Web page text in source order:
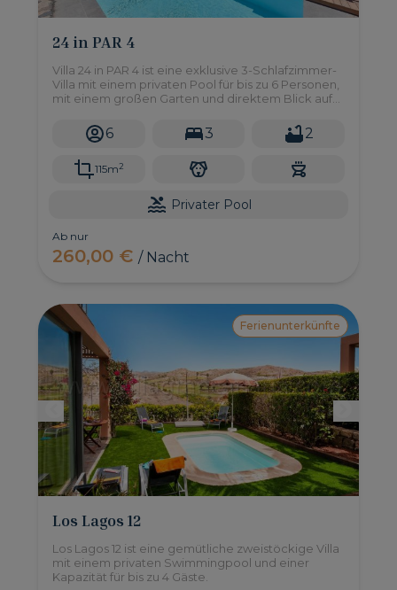
24 in PAR 4
Villa 24 in PAR 4 ist eine exklusive 3-Schlafzimmer-
Villa mit einem privaten Pool für bis zu 6 Personen,
mit einem großen Garten und direktem Blick auf
und Entspannung!
6 3 2
115m2
Privater Pool
Ab nur
260,00 €/ Nacht
Ferienunterkünfte
Los Lagos 12
Los Lagos 12 ist eine gemütliche zweistöckige Villa
mit einem privaten Swimmingpool und einer
Kapazität für bis zu 4 Gäste.